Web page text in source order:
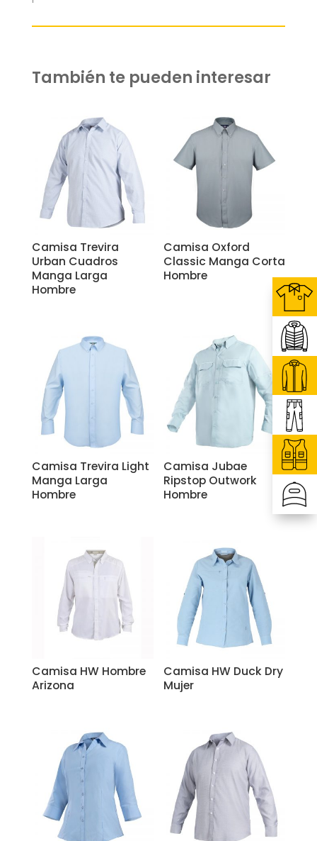
También te pueden interesar
Related products
Camisa Trevira
Urban Cuadros
Manga Larga
Hombre
Camisa Oxford
Classic Manga Corta
Hombre
Camisa Trevira Light
Manga Larga
Hombre
Camisa Jubae
Ripstop Outwork
Hombre
Camisa HW Hombre
Arizona
Camisa HW Duck Dry
Mujer